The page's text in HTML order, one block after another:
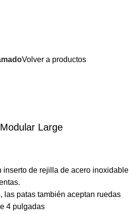
Volver a productos
Large
inserto de rejilla de acero inoxidable
las patas también aceptan ruedas
4 pulgadas